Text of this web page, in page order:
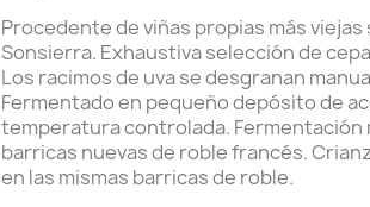
Procedente de viñas propias más
Sonsierra. Exhaustiva selección de
Los racimos de uva se desgranan
Fermentado en pequeño depósito de
temperatura controlada. Fermentación
barricas nuevas de roble francés.
en las mismas barricas de roble.